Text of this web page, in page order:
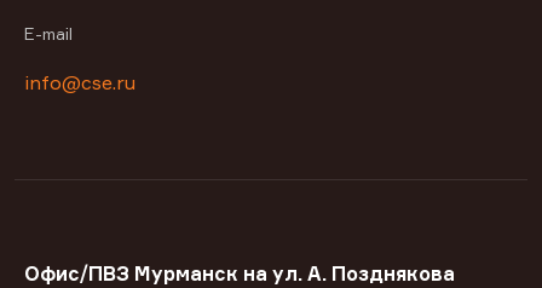
E-mail
info@cse.ru
Офис/ПВЗ Мурманск на ул. А. Позднякова